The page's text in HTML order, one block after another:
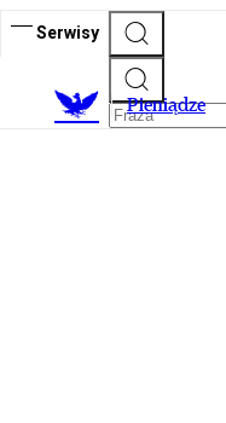
Serwisy
Pieniądze